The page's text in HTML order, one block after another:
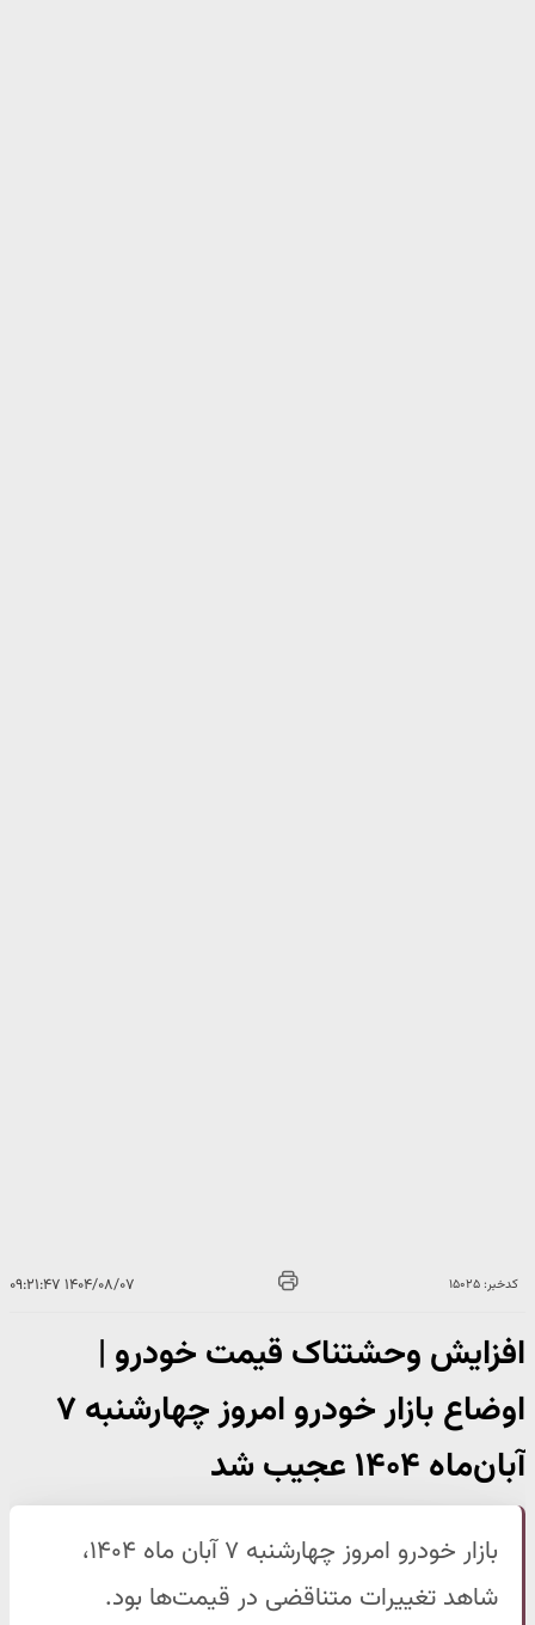
کدخبر: ۱۵۰۲۵ ۱۴۰۴/۰۸/۰۷ ۰۹:۲۱:۴۷
افزایش وحشتناک قیمت خودرو |
اوضاع بازار خودرو امروز چهارشنبه ۷
آبان‌ماه ۱۴۰۴ عجیب شد
بازار خودرو امروز چهارشنبه ۷ آبان ماه ۱۴۰۴،
شاهد تغییرات متناقضی در قیمت‌ها بود.